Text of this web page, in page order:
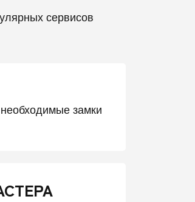
сервисов
замки